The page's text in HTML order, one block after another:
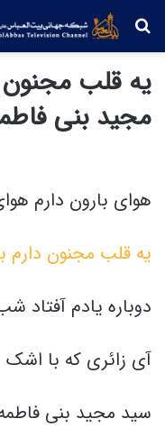
جستجو
یه قلب مجنون
مجید بنی
هوای بارون دارم
یه قلب مجنون دارم
دوباره یادم آفتاد
آی زائری که با اشک
سید مجید بنی